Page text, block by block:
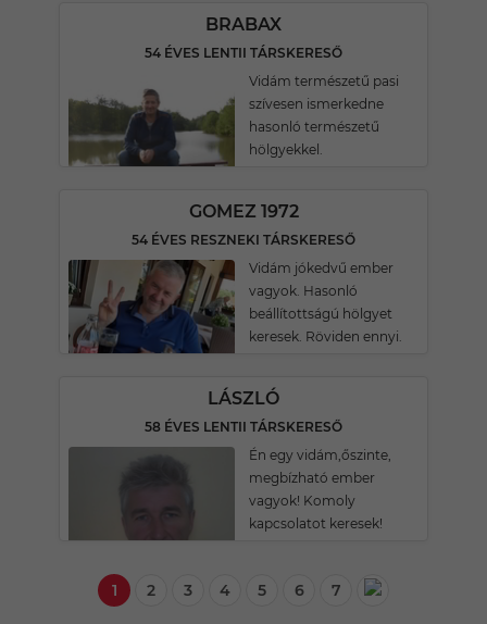
BRABAX
54 ÉVES LENTII TÁRSKERESŐ
Vidám természetű pasi
szívesen ismerkedne
hasonló természetű
hölgyekkel.
GOMEZ 1972
54 ÉVES RESZNEKI TÁRSKERESŐ
Vidám jókedvű ember
vagyok. Hasonló
beállítottságú hölgyet
keresek. Röviden ennyi.
LÁSZLÓ
58 ÉVES LENTII TÁRSKERESŐ
Én egy vidám,őszinte,
megbízható ember
vagyok! Komoly
kapcsolatot keresek!
1 2 3 4 5 6 7